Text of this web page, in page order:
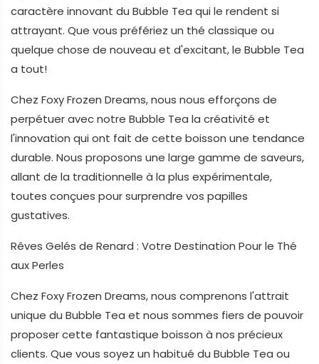
caractère innovant du Bubble Tea qui le rendent si
attrayant. Que vous préfériez un thé classique ou
quelque chose de nouveau et d'excitant, le Bubble Tea
a tout!
Chez Foxy Frozen Dreams, nous nous efforçons de
perpétuer avec notre Bubble Tea la créativité et
l'innovation qui ont fait de cette boisson une tendance
durable. Nous proposons une large gamme de saveurs,
allant de la traditionnelle à la plus expérimentale,
toutes conçues pour surprendre vos papilles
gustatives.
Rêves Gelés de Renard : Votre Destination Pour le Thé
aux Perles
Chez Foxy Frozen Dreams, nous comprenons l'attrait
unique du Bubble Tea et nous sommes fiers de pouvoir
proposer cette fantastique boisson à nos précieux
clients. Que vous soyez un habitué du Bubble Tea ou